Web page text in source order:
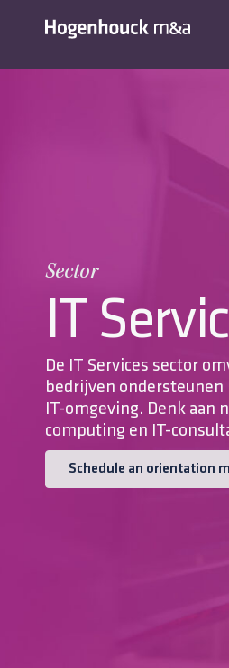
Sector
IT
De IT Services sector
bedrijven
IT-omgeving. Denk aan
computing en IT-
Schedule an orientation